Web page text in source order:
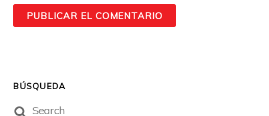
BÚSQUEDA